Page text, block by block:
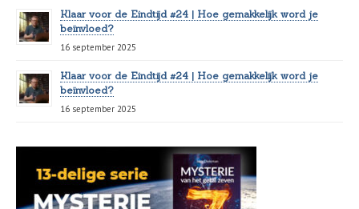
Klaar voor de Eindtijd #24 | Hoe gemakkelijk word je
beïnvloed?
16 september 2025
Klaar voor de Eindtijd #24 | Hoe gemakkelijk word je
beïnvloed?
16 september 2025